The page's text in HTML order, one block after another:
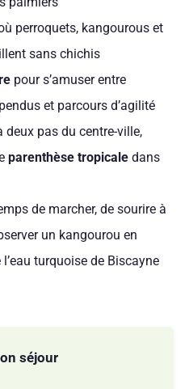
perroquets, kangourous et
sans chichis
pour s’amuser entre
et parcours d’agilité
deux pas du centre-ville,
parenthèse tropicaledans
de marcher, de sourire à
un kangourou en
turquoise de Biscayne
séjour